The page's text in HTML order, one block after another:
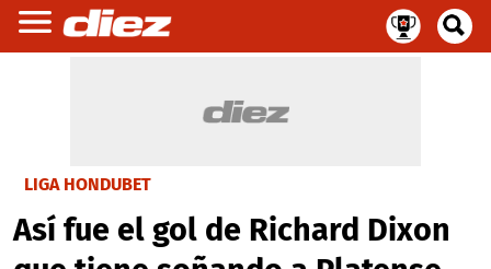
LIGA HONDUBET
Así fue el gol de Richard Dixon